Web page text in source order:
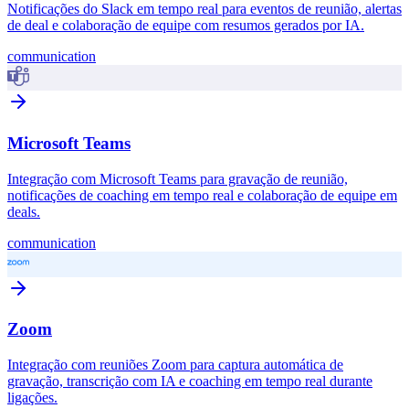
Notificações do Slack em tempo real para eventos de reunião, alertas
de deal e colaboração de equipe com resumos gerados por IA.
communication
Microsoft Teams
Integração com Microsoft Teams para gravação de reunião,
notificações de coaching em tempo real e colaboração de equipe em
deals.
communication
Zoom
Integração com reuniões Zoom para captura automática de
gravação, transcrição com IA e coaching em tempo real durante
ligações.